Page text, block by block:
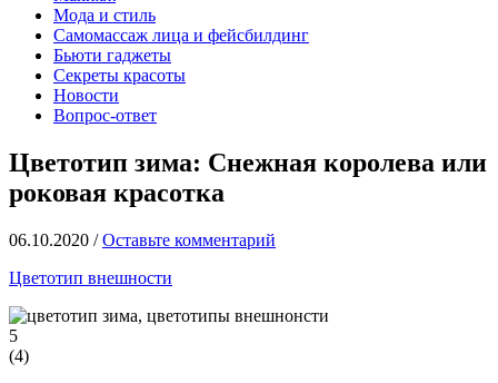
Мода и стиль
Самомассаж лица и фейсбилдинг
Бьюти гаджеты
Секреты красоты
Новости
Вопрос-ответ
Цветотип зима: Снежная королева или
роковая красотка
06.10.2020 /Оставьте комментарий
Цветотип внешности
5
(4)